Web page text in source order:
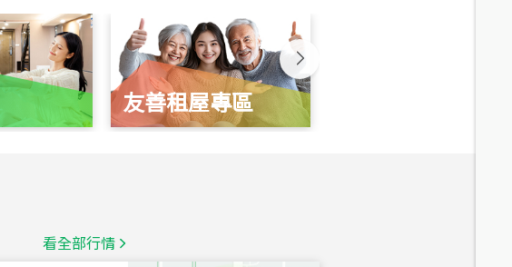
友善租屋專區
看全部行情
台北市中山區長春路